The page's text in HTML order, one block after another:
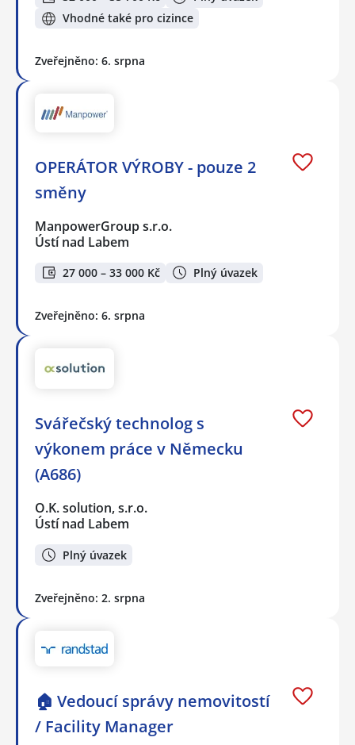
Vhodné také pro cizince
Zveřejněno: 6. srpna
OPERÁTOR VÝROBY - pouze 2
směny
ManpowerGroup s.r.o.
Ústí nad Labem
27 000 – 33 000 Kč Plný úvazek
Zveřejněno: 6. srpna
Svářečský technolog s
výkonem práce v Německu
(A686)
O.K. solution, s.r.o.
Ústí nad Labem
Plný úvazek
Zveřejněno: 2. srpna
🏠 Vedoucí správy nemovitostí
/ Facility Manager